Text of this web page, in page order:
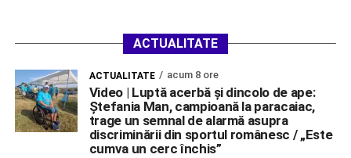
ACTUALITATE
ACTUALITATE acum 8 ore
Video | Luptă acerbă și dincolo de ape:
Ștefania Man, campioană la paracaiac,
trage un semnal de alarmă asupra
discriminării din sportul românesc / „Este
cumva un cerc închis”